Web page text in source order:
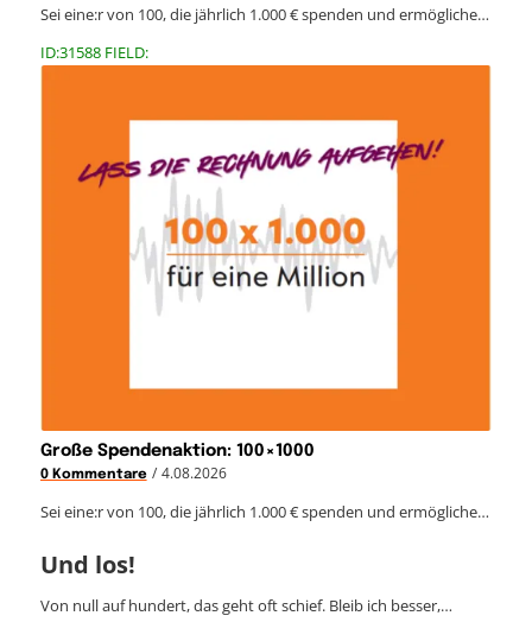
Sei eine:r von 100, die jährlich 1.000 € spenden und ermögliche…
ID:31588 FIELD:
Große Spendenaktion: 100×1000
0 Kommentare / 4.08.2026
Sei eine:r von 100, die jährlich 1.000 € spenden und ermögliche…
Und los!
Von null auf hundert, das geht oft schief. Bleib ich besser,…